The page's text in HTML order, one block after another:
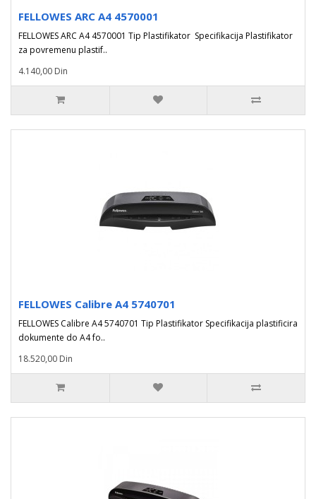
FELLOWES ARC A4 4570001
FELLOWES ARC A4 4570001 Tip Plastifikator Specifikacija Plastifikator
za povremenu plastif..
4.140,00 Din
FELLOWES Calibre A4 5740701
FELLOWES Calibre A4 5740701 Tip Plastifikator Specifikacija plastificira
dokumente do A4 fo..
18.520,00 Din